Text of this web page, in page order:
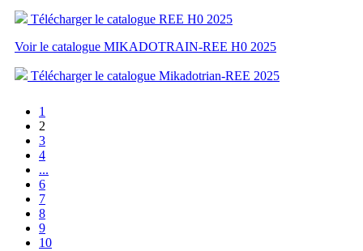
Télécharger le catalogue REE H0 2025
Voir le catalogue MIKADOTRAIN-REE H0 2025
Télécharger le catalogue Mikadotrian-REE 2025
1
2
3
4
...
6
7
8
9
10